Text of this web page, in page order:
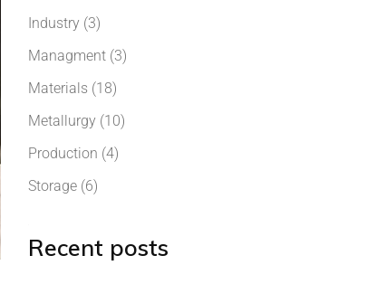
Industry(3)
Managment(3)
Materials(18)
Metallurgy(10)
Production (4)
Storage(6)
Recent posts